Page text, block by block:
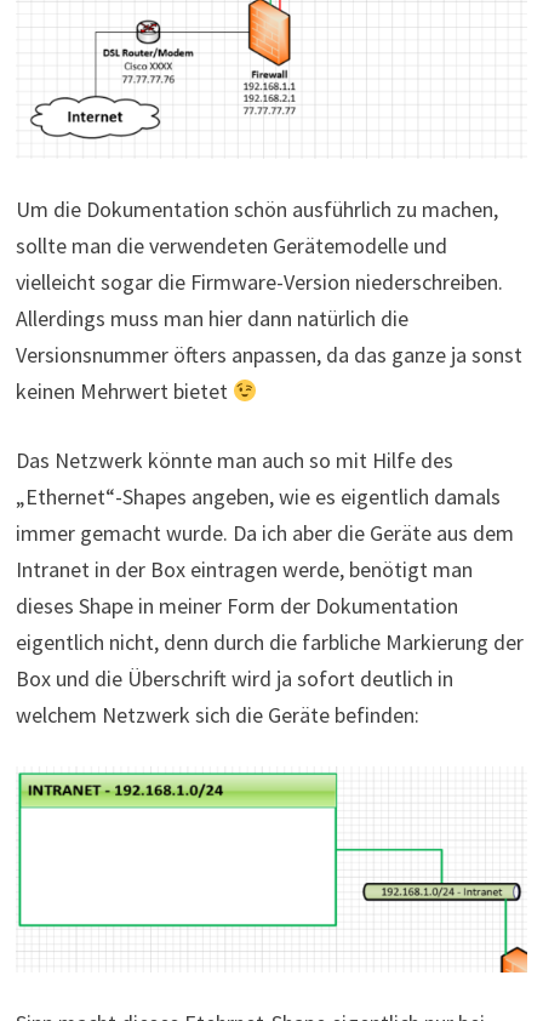
Um die Dokumentation schön ausführlich zu machen,
sollte man die verwendeten Gerätemodelle und
vielleicht sogar die Firmware-Version niederschreiben.
Allerdings muss man hier dann natürlich die
Versionsnummer öfters anpassen, da das ganze ja sonst
keinen Mehrwert bietet
Das Netzwerk könnte man auch so mit Hilfe des
„Ethernet“-Shapes angeben, wie es eigentlich damals
immer gemacht wurde. Da ich aber die Geräte aus dem
Intranet in der Box eintragen werde, benötigt man
dieses Shape in meiner Form der Dokumentation
eigentlich nicht, denn durch die farbliche Markierung der
Box und die Überschrift wird ja sofort deutlich in
welchem Netzwerk sich die Geräte befinden: